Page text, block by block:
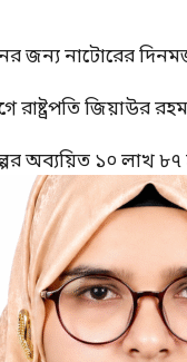
জন্য নাটোরের
রাষ্ট্রপতি জিয়াউর
অব্যয়িত ১০ লাখ